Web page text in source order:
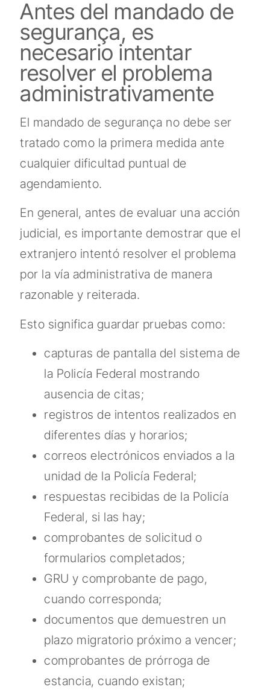
Antes del mandado de
segurança, es
necesario intentar
resolver el problema
administrativamente
El mandado de segurança no debe ser
tratado como la primera medida ante
cualquier dificultad puntual de
agendamiento.
En general, antes de evaluar una acción
judicial, es importante demostrar que el
extranjero intentó resolver el problema
por la vía administrativa de manera
razonable y reiterada.
Esto significa guardar pruebas como:
capturas de pantalla del sistema de
la Policía Federal mostrando
ausencia de citas;
registros de intentos realizados en
diferentes días y horarios;
correos electrónicos enviados a la
unidad de la Policía Federal;
respuestas recibidas de la Policía
Federal, si las hay;
comprobantes de solicitud o
formularios completados;
GRU y comprobante de pago,
cuando corresponda;
documentos que demuestren un
plazo migratorio próximo a vencer;
comprobantes de prórroga de
estancia, cuando existan;